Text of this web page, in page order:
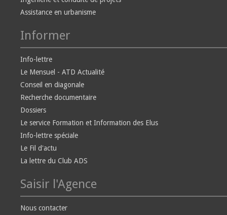
Assistance en urbanisme
Informer
Info-lettre
Le Mensuel - ATD Actualité
Conseil en diagonale
Recherche documentaire
Dossiers
Le service Formation et Information des Elus
Info-lettre spéciale
Le Fil d'actu
La lettre du Club ADS
Saisir l'Agence
Nous contacter